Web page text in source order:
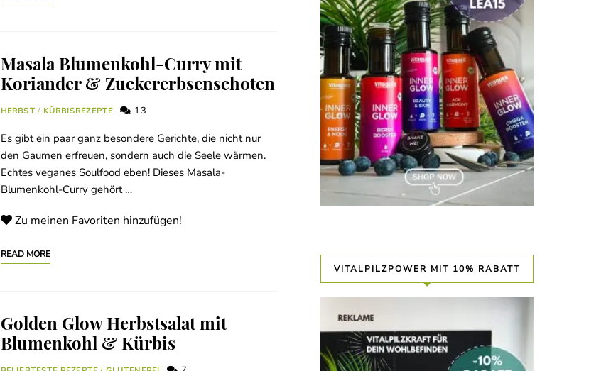
Masala Blumenkohl-Curry mit
Koriander & Zuckererbsenschoten
HERBST / KÜRBISREZEPTE 13
Es gibt ein paar ganz besondere Gerichte, die nicht nur
den Gaumen erfreuen, sondern auch die Seele wärmen.
Echtes veganes Soulfood eben! Dieses Masala-
Blumenkohl-Curry gehört …
Zu meinen Favoriten hinzufügen!
READ MORE
Golden Glow Herbstsalat mit
Blumenkohl & Kürbis
VITALPILZPOWER MIT 10% RABATT